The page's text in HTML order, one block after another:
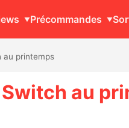
Précommandes
au printemps
au